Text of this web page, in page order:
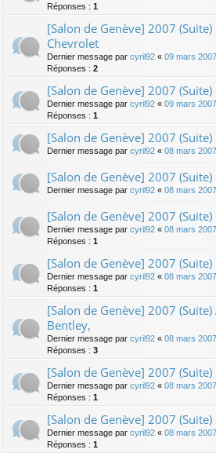
Réponses : 1
[Salon de Genève] 2007
Chevrolet
Dernier message par cyril92 « 09 mars
Réponses : 2
[Salon de Genève] 2007
Dernier message par cyril92 « 09 mars
Réponses : 1
[Salon de Genève] 2007 (Suite)
Dernier message par cyril92 « 08 mars
[Salon de Genève] 2007
Dernier message par cyril92 « 08 mars
[Salon de Genève] 2007 (Suite)
Dernier message par cyril92 « 08 mars
Réponses : 1
[Salon de Genève] 2007
Dernier message par cyril92 « 08 mars
Réponses : 1
[Salon de Genève] 2007
Bentley,
Dernier message par cyril92 « 08 mars
Réponses : 3
[Salon de Genève] 2007
Dernier message par cyril92 « 08 mars
Réponses : 1
[Salon de Genève] 2007 (Suite)
Dernier message par cyril92 « 08 mars
Réponses : 1